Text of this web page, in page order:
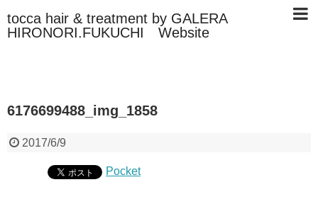
tocca hair & treatment by GALERA
HIRONORI.FUKUCHI Website
6176699488_img_1858
2017/6/9
Pocket